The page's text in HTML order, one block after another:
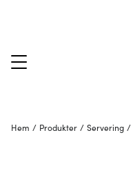
Hem / Produkter / Servering /